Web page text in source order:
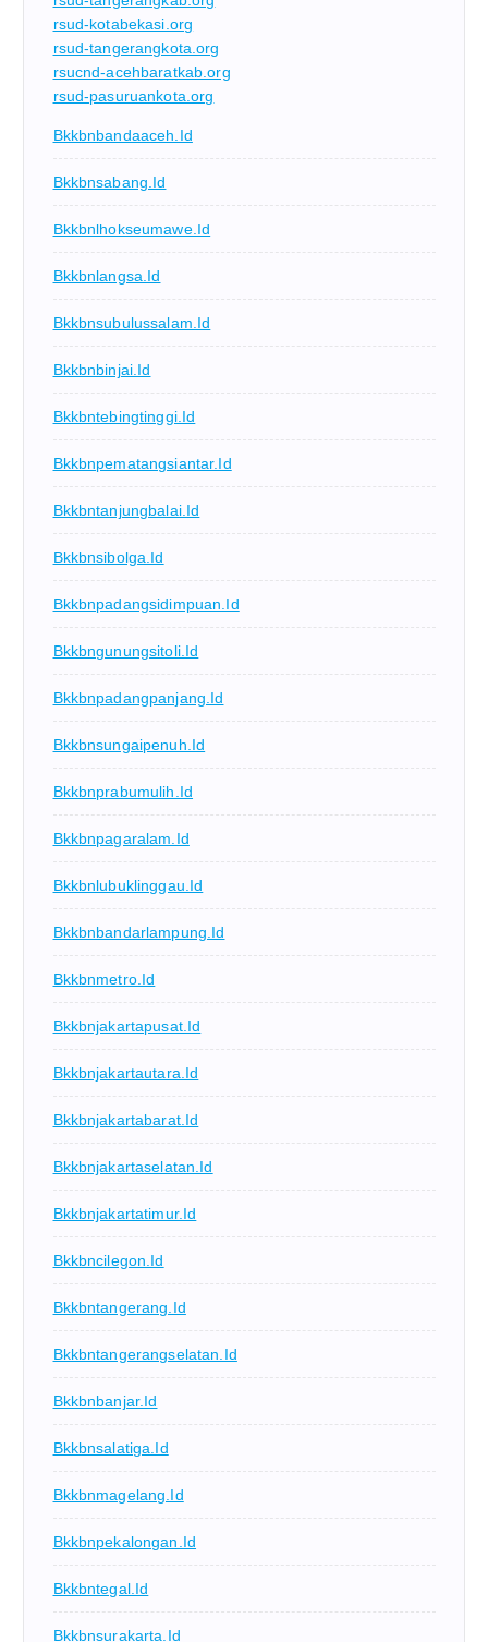
rsud-kotabekasi.org
rsud-tangerangkota.org
rsucnd-acehbaratkab.org
rsud-pasuruankota.org
Bkkbnbandaaceh.id
Bkkbnsabang.id
Bkkbnlhokseumawe.id
Bkkbnlangsa.id
Bkkbnsubulussalam.id
Bkkbnbinjai.id
Bkkbntebingtinggi.id
Bkkbnpematangsiantar.id
Bkkbntanjungbalai.id
Bkkbnsibolga.id
Bkkbnpadangsidimpuan.id
Bkkbngunungsitoli.id
Bkkbnpadangpanjang.id
Bkkbnsungaipenuh.id
Bkkbnprabumulih.id
Bkkbnpagaralam.id
Bkkbnlubuklinggau.id
Bkkbnbandarlampung.id
Bkkbnmetro.id
Bkkbnjakartapusat.id
Bkkbnjakartautara.id
Bkkbnjakartabarat.id
Bkkbnjakartaselatan.id
Bkkbnjakartatimur.id
Bkkbncilegon.id
Bkkbntangerang.id
Bkkbntangerangselatan.id
Bkkbnbanjar.id
Bkkbnsalatiga.id
Bkkbnmagelang.id
Bkkbnpekalongan.id
Bkkbntegal.id
Bkkbnsurakarta.id